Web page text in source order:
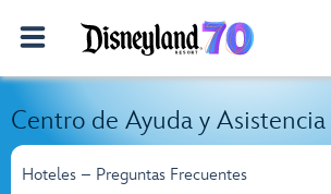
Centro de Ayuda y Asistencia
Hoteles – Preguntas Frecuentes